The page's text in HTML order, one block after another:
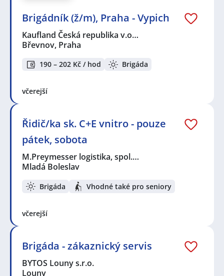
Brigádník (ž/m), Praha - Vypich
Kaufland Česká republika v.o…
Břevnov, Praha
190 – 202 Kč / hod Brigáda
včerejší
Řidič/ka sk. C+E vnitro - pouze
pátek, sobota
M.Preymesser logistika, spol.…
Mladá Boleslav
Brigáda Vhodné také pro seniory
včerejší
Brigáda - zákaznický servis
BYTOS Louny s.r.o.
Louny